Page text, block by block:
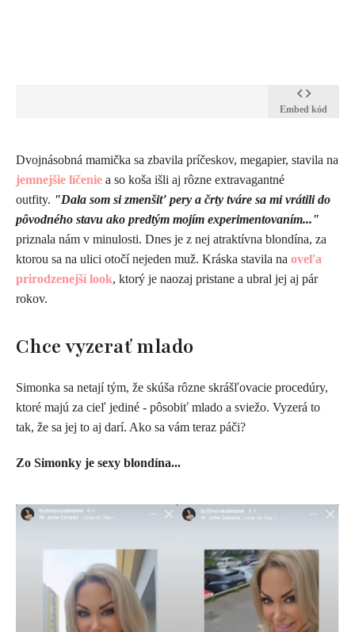
Embed kód
​Dvojnásobná mamička sa zbavila príčeskov, megapier, stavila na
jemnejšie líčenie a so koša išli aj rôzne extravagantné
outfity. "Dala som si zmenšiť pery a črty tváre sa mi vrátili do
pôvodného stavu ako predtým mojím experimentovaním..."
priznala nám v minulosti. Dnes je z nej atraktívna blondína, za
ktorou sa na ulici otočí nejeden muž. Kráska stavila na oveľa
prirodzenejší look, ktorý je naozaj pristane a ubral jej aj pár
rokov.
Chce vyzerať mlado
Simonka sa netají tým, že skúša rôzne skrášľovacie procedúry,
ktoré majú za cieľ jediné - pôsobiť mlado a sviežo. Vyzerá to
tak, že sa jej to aj darí. Ako sa vám teraz páči?
Zo Simonky je sexy blondína...